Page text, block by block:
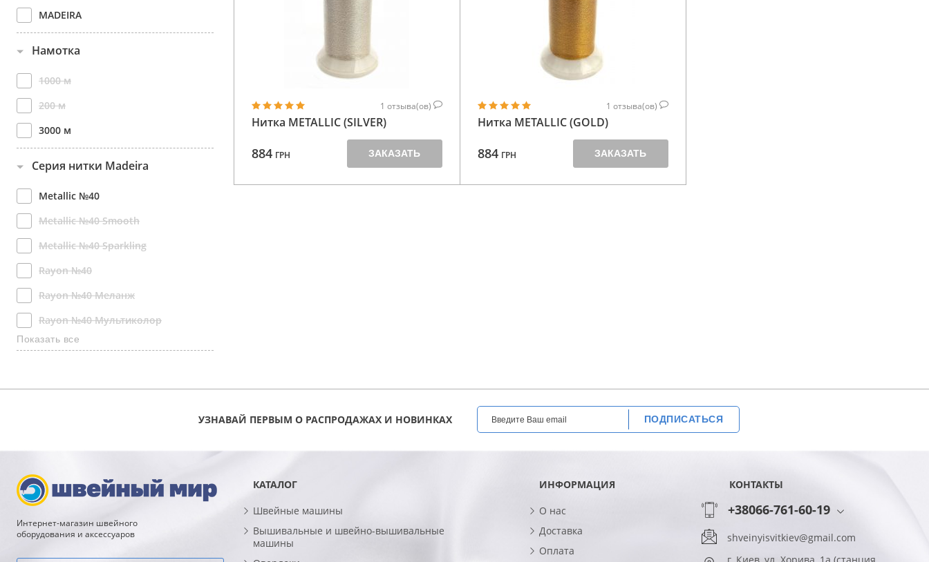
MADEIRA
Намотка
1000 м
200 м
3000 м
Серия нитки Madeira
Metallic №40
Metallic №40 Smooth
Metallic №40 Sparkling
Rayon №40
Rayon №40 Меланж
Rayon №40 Мультиколор
Rayon №40 Омбрэ
Показать все
1 отзыва(ов)
Нитка METALLIC (SILVER)
884 ГРН ЗАКАЗАТЬ
1 отзыва(ов)
Нитка METALLIC (GOLD)
884 ГРН ЗАКАЗАТЬ
УЗНАВАЙ ПЕРВЫМ О РАСПРОДАЖАХ И НОВИНКАХ ПОДПИСАТЬСЯ
Интернет-магазин швейного
оборудования и аксессуаров
КАТАЛОГ
Швейные машины
Вышивальные и швейно-вышивальные
машины
ИНФОРМАЦИЯ
О нас
Доставка
Оплата
КОНТАКТЫ
+38066-761-60-19
shveinyisvitkiev@gmail.com